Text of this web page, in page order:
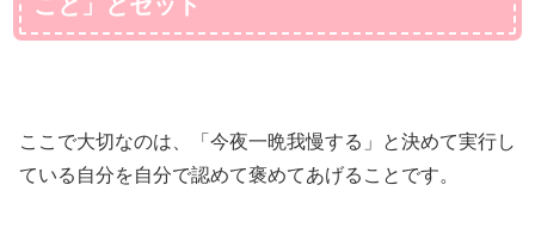
ここで大切なのは、「今夜一晩我慢する」と決めて実行し
ている自分を自分で認めて褒めてあげることです。